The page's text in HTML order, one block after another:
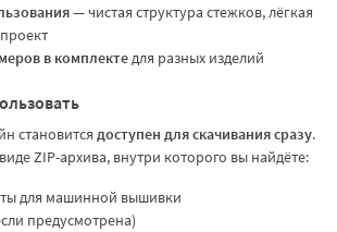
— чистая структура стежков, лёгкая
в комплекте для разных изделий
становится доступен для скачивания сразу.
ZIP-архива, внутри которого вы найдёте:
для машинной вышивки
предусмотрена)